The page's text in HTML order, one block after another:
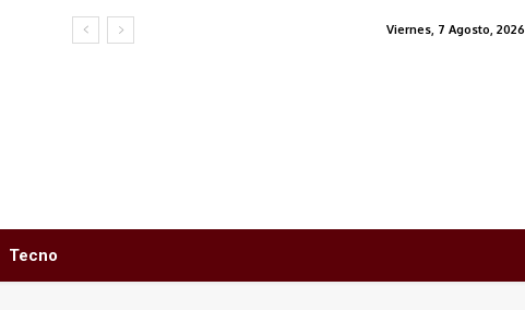
Viernes, 7 Agosto, 2026
Tecno